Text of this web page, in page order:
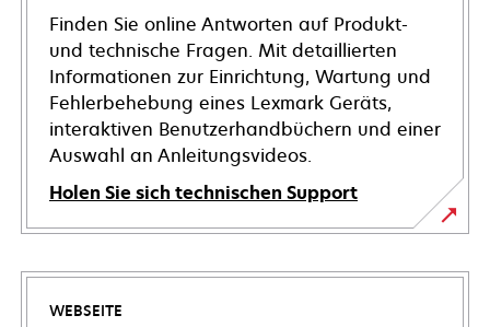
Finden Sie online Antworten auf Produkt-
und technische Fragen. Mit detaillierten
Informationen zur Einrichtung, Wartung und
Fehlerbehebung eines Lexmark Geräts,
interaktiven Benutzerhandbüchern und einer
Auswahl an Anleitungsvideos.
Holen Sie sich technischen Support
wird
in
neuen
WEBSEITE